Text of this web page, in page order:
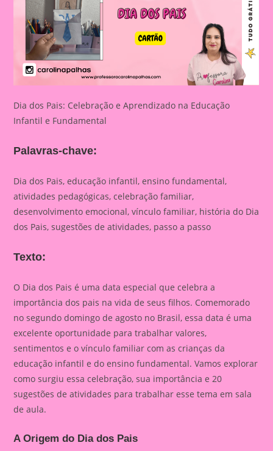
Dia dos Pais: Celebração e Aprendizado na Educação
Infantil e Fundamental
Palavras-chave:
Dia dos Pais, educação infantil, ensino fundamental,
atividades pedagógicas, celebração familiar,
desenvolvimento emocional, vínculo familiar, história do Dia
dos Pais, sugestões de atividades, passo a passo
Texto:
O Dia dos Pais é uma data especial que celebra a
importância dos pais na vida de seus filhos. Comemorado
no segundo domingo de agosto no Brasil, essa data é uma
excelente oportunidade para trabalhar valores,
sentimentos e o vínculo familiar com as crianças da
educação infantil e do ensino fundamental. Vamos explorar
como surgiu essa celebração, sua importância e 20
sugestões de atividades para trabalhar esse tema em sala
de aula.
A Origem do Dia dos Pais